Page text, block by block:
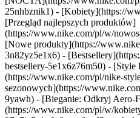
25nhbznik1) - [Kobiety](https://
[Przegląd najlepszych produktów]
(https://www.nike.com/pl/w/
[Nowe produkty](https://
3n82yz5e1x6) -
bestsellery-5e1x6z76m50) -
(https://www.nike.com/pl/nike-
sezonowych](https://
9yawh) - [Bieganie: Odkryj Aero-
(https://www.nike.com/pl/w/